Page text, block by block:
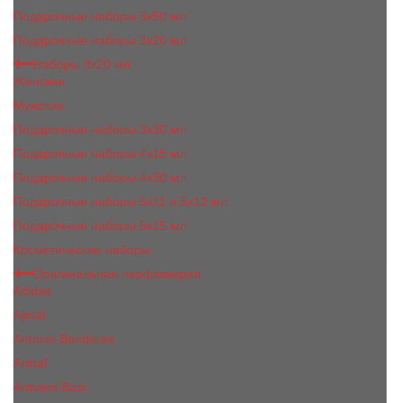
Подарочные наборы 3x50 мл
Подарочные наборы 3x20 мл
Наборы 3х20 мл
Женские
Мужские
Подарочные наборы 3х30 мл
Подарочные наборы 4x15 мл
Подарочные наборы 4x30 мл
Подарочные наборы 5x11 и 5х12 мл
Подарочные наборы 5x15 мл
Косметические наборы
Оригинальная парфюмерия
Adidas
Ajmal
Antonio Banderas
Armaf
Armand Basi